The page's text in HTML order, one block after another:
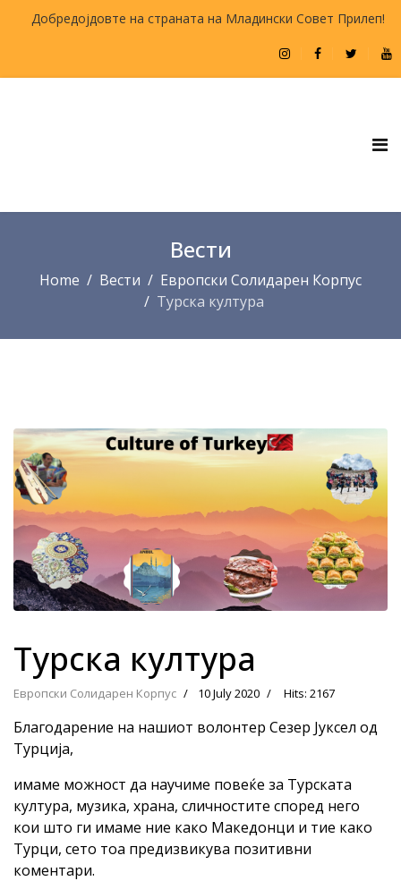
Добредојдовте на страната на Младински Совет Прилеп!
Вести
Home Вести
Европски Солидарен Корпус
Турска култура
Турска култура
Европски Солидарен Корпус 10 July 2020 Hits: 2167
Благодарение на нашиот волонтер Сезер Јуксел од
Турција,
имаме можност да научиме повеќе за Турската
култура, музика, храна, сличностите според него
кои што ги имаме ние како Македонци и тие како
Турци, сето тоа предизвикува позитивни
коментари.